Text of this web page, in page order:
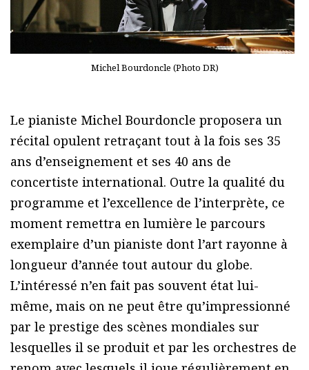
Michel Bourdoncle (Photo DR)
Le pianiste Michel Bourdoncle proposera un
récital opulent retraçant tout à la fois ses 35
ans d’enseignement et ses 40 ans de
concertiste international. Outre la qualité du
programme et l’excellence de l’interprète, ce
moment remettra en lumière le parcours
exemplaire d’un pianiste dont l’art rayonne à
longueur d’année tout autour du globe.
L’intéressé n’en fait pas souvent état lui-
même, mais on ne peut être qu’impressionné
par le prestige des scènes mondiales sur
lesquelles il se produit et par les orchestres de